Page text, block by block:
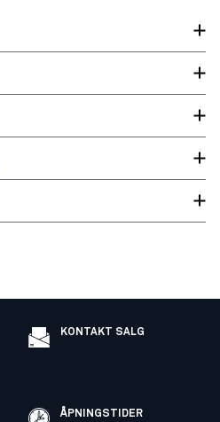
KONTAKT SALG
ÅPNINGSTIDER